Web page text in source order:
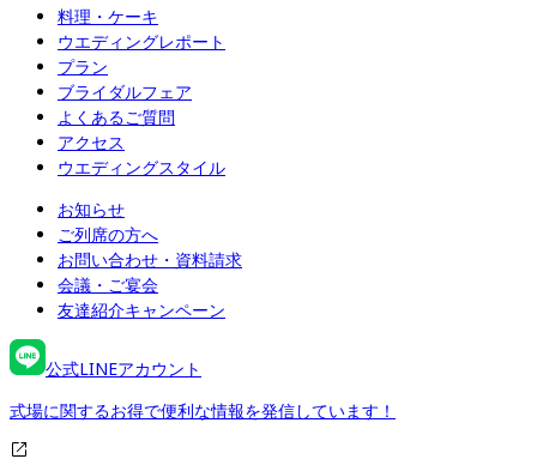
料理・ケーキ
ウエディングレポート
プラン
ブライダルフェア
よくあるご質問
アクセス
ウエディングスタイル
お知らせ
ご列席の方へ
お問い合わせ・資料請求
会議・ご宴会
友達紹介キャンペーン
公式LINEアカウント
式場に関するお得で便利な情報を発信しています！